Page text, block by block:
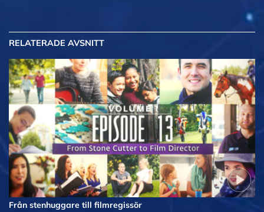
RELATERADE AVSNITT
Från stenhuggare till filmregissör